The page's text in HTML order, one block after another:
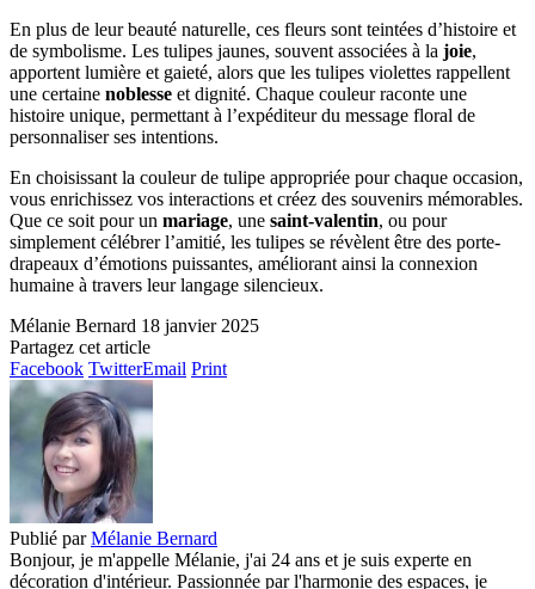
En plus de leur beauté naturelle, ces fleurs sont teintées d’histoire et
de symbolisme. Les tulipes jaunes, souvent associées à la joie,
apportent lumière et gaieté, alors que les tulipes violettes rappellent
une certaine noblesse et dignité. Chaque couleur raconte une
histoire unique, permettant à l’expéditeur du message floral de
personnaliser ses intentions.
En choisissant la couleur de tulipe appropriée pour chaque occasion,
vous enrichissez vos interactions et créez des souvenirs mémorables.
Que ce soit pour un mariage, une saint-valentin, ou pour
simplement célébrer l’amitié, les tulipes se révèlent être des porte-
drapeaux d’émotions puissantes, améliorant ainsi la connexion
humaine à travers leur langage silencieux.
Mélanie Bernard 18 janvier 2025
Partagez cet article
Facebook TwitterEmail Print
Publié par Mélanie Bernard
Bonjour, je m'appelle Mélanie, j'ai 24 ans et je suis experte en
décoration d'intérieur. Passionnée par l'harmonie des espaces, je